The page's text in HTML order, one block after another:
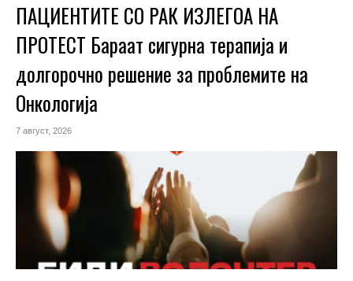
ПАЦИЕНТИТЕ СО РАК ИЗЛЕГОА НА
ПРОТЕСТ Бараат сигурна терапија и
долгорочно решение за проблемите на
Онкологија
7 август, 2026